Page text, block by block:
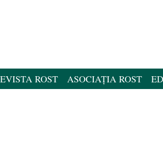
ROST ASOCIAȚIA ROST